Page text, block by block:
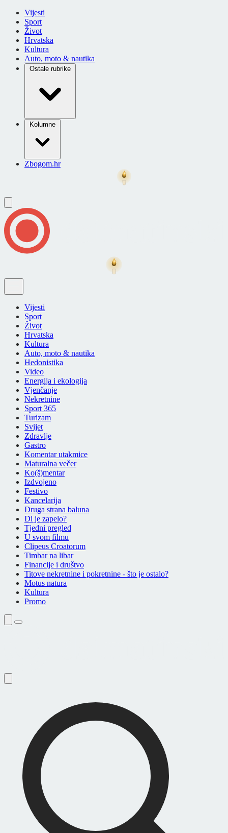
Vijesti
Sport
Život
Hrvatska
Kultura
Auto, moto & nautika
Ostale rubrike
Kolumne
Zbogom.hr
Vijesti
Sport
Život
Hrvatska
Kultura
Auto, moto & nautika
Hedonistika
Video
Energija i ekologija
Vjenčanje
Nekretnine
Sport 365
Turizam
Svijet
Zdravlje
Gastro
Komentar utakmice
Maturalna večer
Ko(š)mentar
Izdvojeno
Festivo
Kancelarija
Druga strana baluna
Di je zapelo?
Tjedni pregled
U svom filmu
Clipeus Croatorum
Timbar na libar
Financije i društvo
Titove nekretnine i pokretnine - što je ostalo?
Motus natura
Kultura
Promo